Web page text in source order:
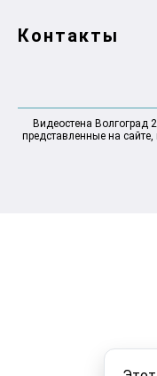
Контакты
Видеостена
представленные на